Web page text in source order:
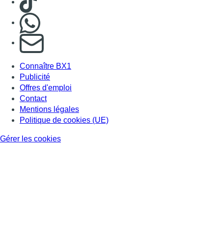
S'abonner à notre newsletter
Connaître BX1
Publicité
Offres d'emploi
Contact
Mentions légales
Politique de cookies (UE)
Gérer les cookies